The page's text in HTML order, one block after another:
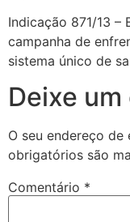
Indicação 871/13 –
campanha de
sistema único de
Deixe
O seu endereço
obrigatórios são
Comentário *